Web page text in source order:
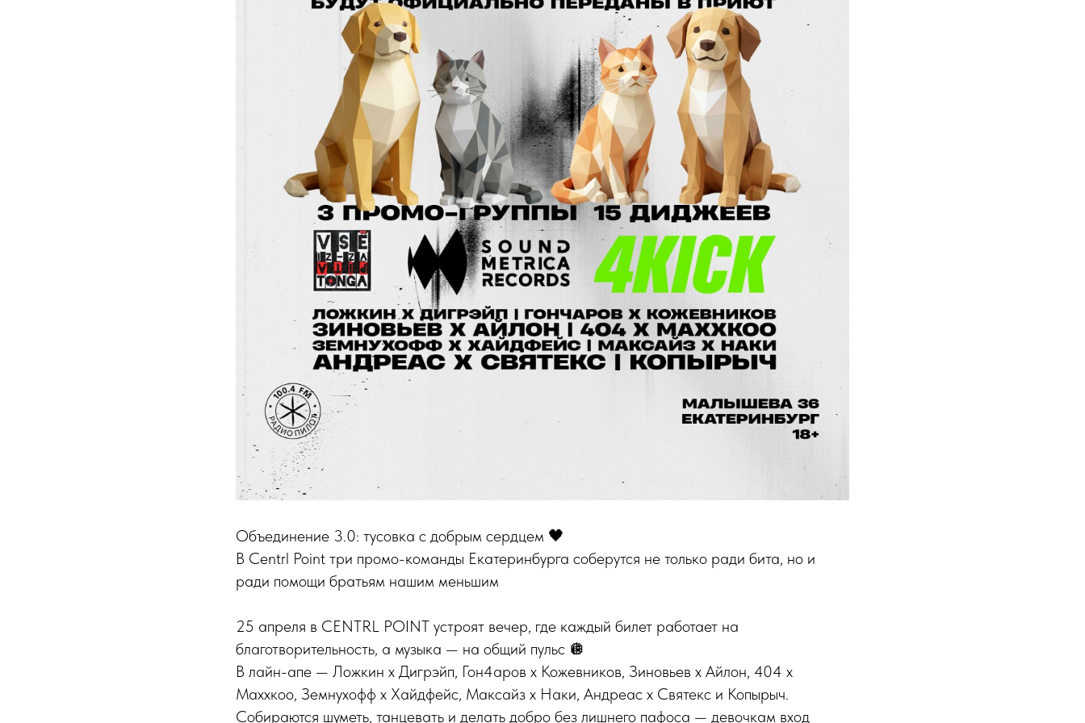
Объединение 3.0: тусовка с добрым сердцем 🖤
В Centrl Point три промо-команды Екатеринбурга соберутся не только ради бита, но и
ради помощи братьям нашим меньшим
25 апреля в CENTRL POINT устроят вечер, где каждый билет работает на
благотворительность, а музыка — на общий пульс 🪩
В лайн-апе — Ложкин х Дигрэйп, Гон4аров х Кожевников, Зиновьев х Айлон, 404 х
Маххкоо, Земнухофф х Хайдфейс, Максайз х Наки, Андреас х Святекс и Копырыч.
Собираются шуметь, танцевать и делать добро без лишнего пафоса — девочкам вход